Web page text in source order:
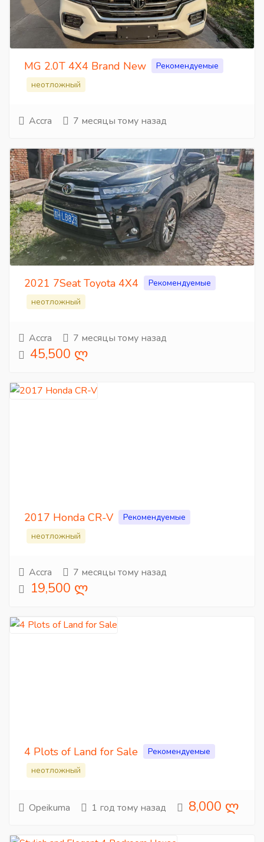
MG 2.0T 4X4 Brand New
Рекомендуемые
неотложный
Accra 7 месяцы тому назад
2021 7Seat Toyota 4X4
Рекомендуемые
неотложный
Accra 7 месяцы тому назад
45,500 ლ
2017 Honda CR-V
Рекомендуемые
неотложный
Accra 7 месяцы тому назад
19,500 ლ
4 Plots of Land for Sale
Рекомендуемые
неотложный
Opeikuma 1 год тому назад 8,000 ლ